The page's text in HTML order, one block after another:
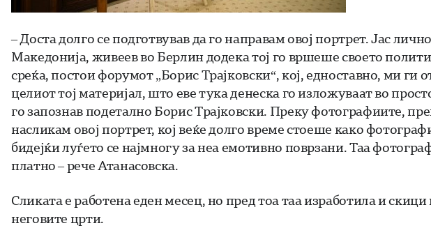
– Доста долго се подготвував да го направам овој портрет. Јас
Македонија, живеев во Берлин додека тој го вршеше своето
среќа, постои форумот „Борис Трајковски“, кој, едноставно, ми ги
целиот тој материјал, што еве тука денеска го изложуваат во
го запознав подетално Борис Трајковски. Преку фотографиите,
насликам овој портрет, кој веќе долго време стоеше како
бидејќи луѓето се најмногу за неа емотивно поврзани. Таа
платно – рече Атанасовска.
Сликата е работена еден месец, но пред тоа таа изработила и
неговите црти.